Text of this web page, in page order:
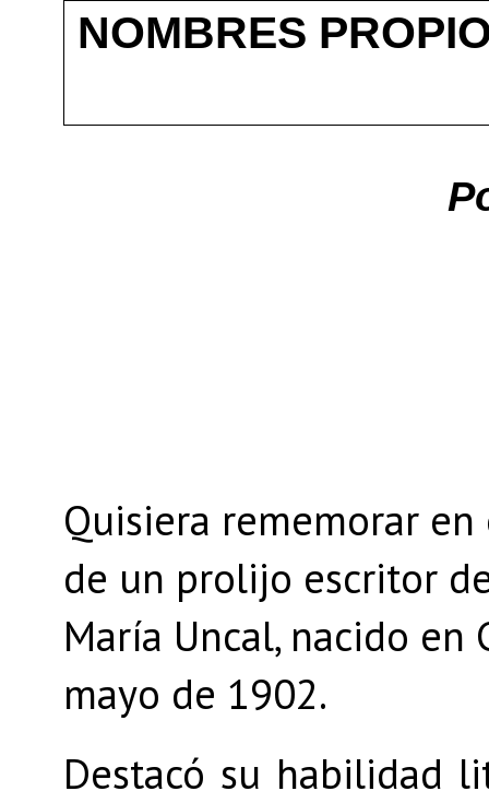
NOMBRES
Quisiera rememorar
de un prolijo escritor
María Uncal, nacido en
mayo de 1902.
Destacó su habilidad